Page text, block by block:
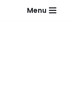
Menu